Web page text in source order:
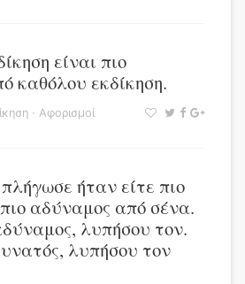
είναι πιο
καθόλου εκδίκηση.
· Αφορισμοί
ήταν είτε πιο
αδύναμος από σένα.
λυπήσου τον.
λυπήσου τον